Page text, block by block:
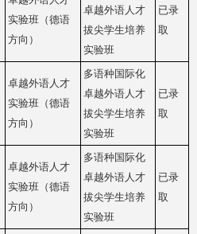
实验班（德语
方向）
卓越外语人才
拔尖学生培养
实验班
已录
取
卓越外语人才
实验班（德语
方向）
多语种国际化
卓越外语人才
拔尖学生培养
实验班
已录
取
卓越外语人才
实验班（德语
方向）
多语种国际化
卓越外语人才
拔尖学生培养
实验班
已录
取